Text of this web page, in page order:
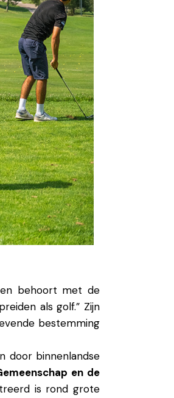
behoort metde
als golf.” Zijn
bestemming
door binnenlandse
en de
is rondgrote